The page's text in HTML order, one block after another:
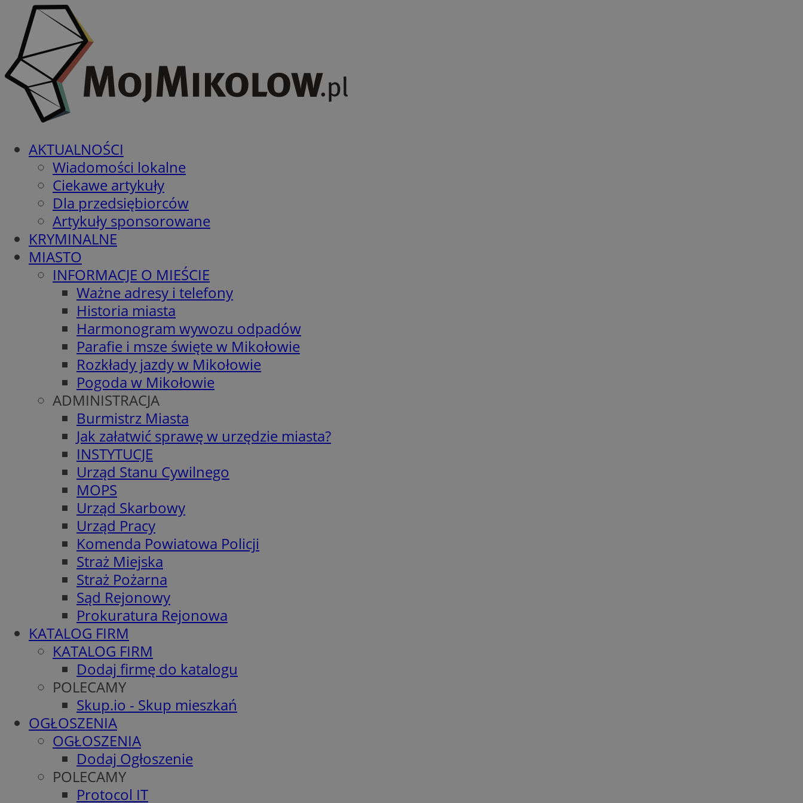
AKTUALNOŚCI
Wiadomości lokalne
Ciekawe artykuły
Dla przedsiębiorców
Artykuły sponsorowane
KRYMINALNE
MIASTO
INFORMACJE O MIEŚCIE
Ważne adresy i telefony
Historia miasta
Harmonogram wywozu odpadów
Parafie i msze święte w Mikołowie
Rozkłady jazdy w Mikołowie
Pogoda w Mikołowie
ADMINISTRACJA
Burmistrz Miasta
Jak załatwić sprawę w urzędzie miasta?
INSTYTUCJE
Urząd Stanu Cywilnego
MOPS
Urząd Skarbowy
Urząd Pracy
Komenda Powiatowa Policji
Straż Miejska
Straż Pożarna
Sąd Rejonowy
Prokuratura Rejonowa
KATALOG FIRM
KATALOG FIRM
Dodaj firmę do katalogu
POLECAMY
Skup.io - Skup mieszkań
OGŁOSZENIA
OGŁOSZENIA
Dodaj Ogłoszenie
POLECAMY
Protocol IT